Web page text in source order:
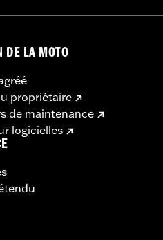
DE LA MOTO
propriétaire
de maintenance
logicielles